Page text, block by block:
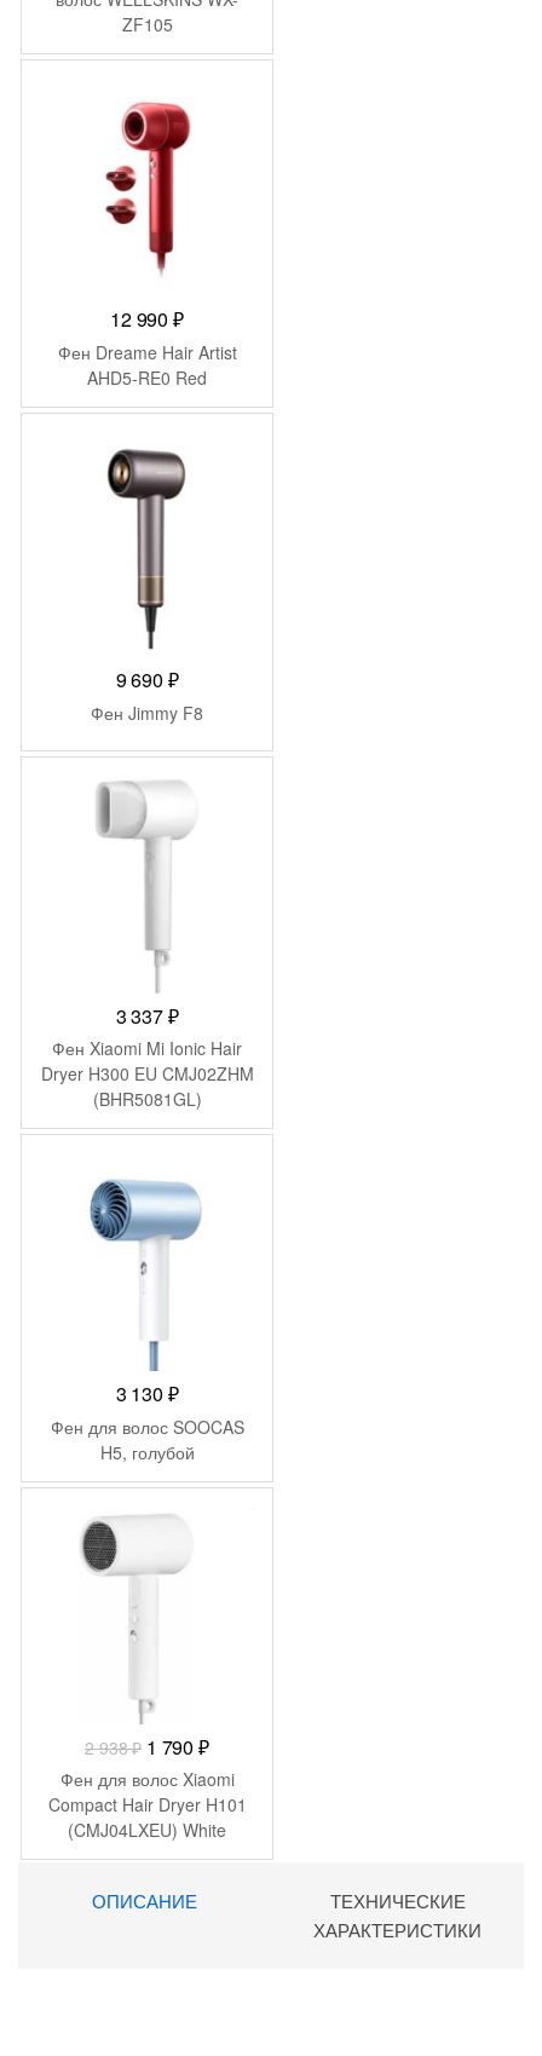
ZF105
12 990₽
Фен Dreame Hair Artist
AHD5-RE0 Red
9 690 ₽
Фен Jimmy F8
3 337₽
Фен Xiaomi Mi Ionic Hair
Dryer H300 EU CMJ02ZHM
(BHR5081GL)
3 130 ₽
Фен для волос SOOCAS
H5, голубой
2 938₽ Первоначальная
цена
составляла
2
938 ₽.
1 790 ₽Текущая
цена:
1
790 ₽.
Фен для волос Xiaomi
Compact Hair Dryer H101
(CMJ04LXEU) White
ОПИСАНИЕ
ТЕХНИЧЕСКИЕ
ХАРАКТЕРИСТИКИ